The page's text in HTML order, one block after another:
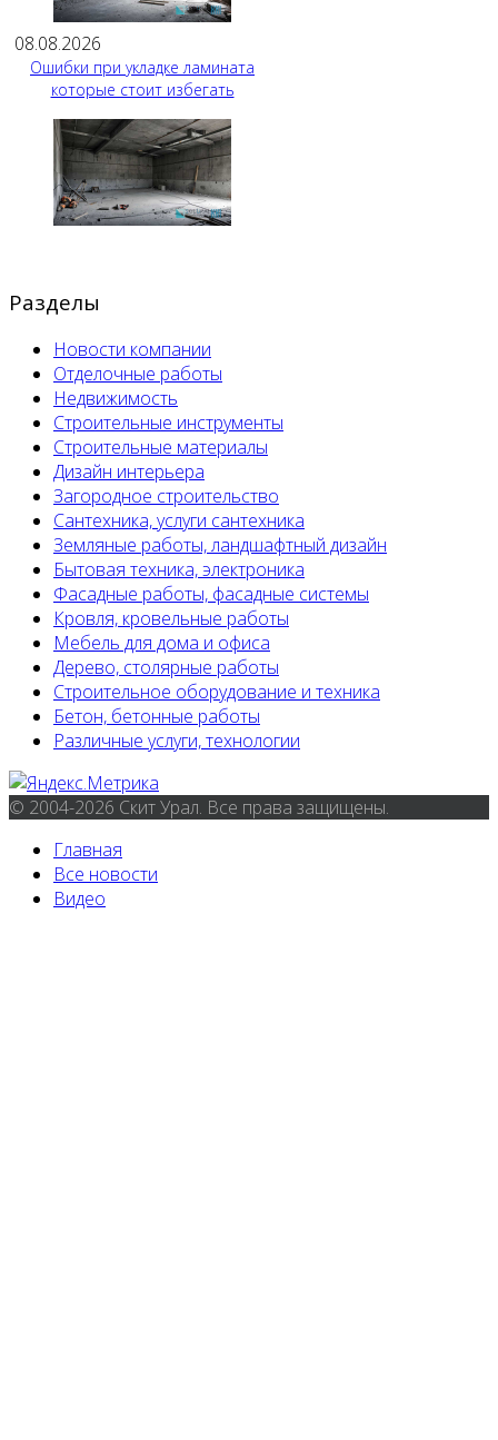
08.08.2026
Ошибки при укладке ламината
которые стоит избегать
Разделы
Новости компании
Отделочные работы
Недвижимость
Строительные инструменты
Строительные материалы
Дизайн интерьера
Загородное строительство
Сантехника, услуги сантехника
Земляные работы, ландшафтный дизайн
Бытовая техника, электроника
Фасадные работы, фасадные системы
Кровля, кровельные работы
Мебель для дома и офиса
Дерево, столярные работы
Строительное оборудование и техника
Бетон, бетонные работы
Различные услуги, технологии
© 2004-2026 Скит Урал. Все права защищены.
Главная
Все новости
Видео